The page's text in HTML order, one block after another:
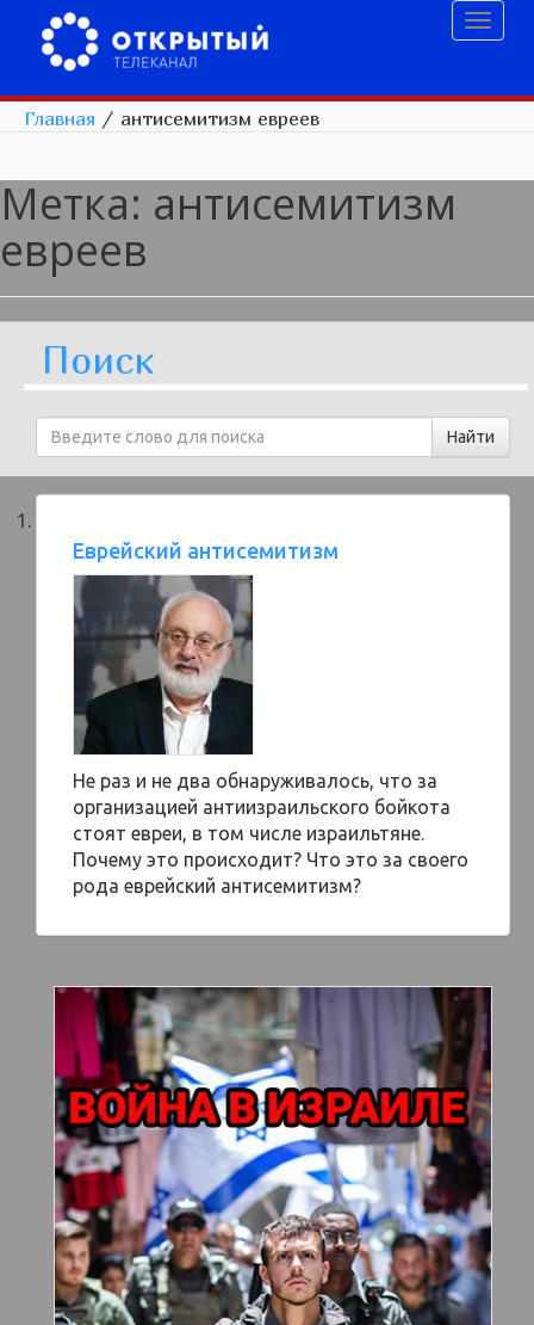
Главная / антисемитизм евреев
Метка: антисемитизм
евреев
Поиск
Еврейский антисемитизм
Не раз и не два обнаруживалось, что за
организацией антиизраильского бойкота
стоят евреи, в том числе израильтяне.
Почему это происходит? Что это за своего
рода еврейский антисемитизм?